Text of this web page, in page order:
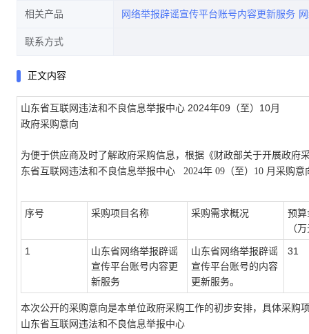
相关产品 网络举报辟谣宣传平台账号内容更新服务
联系方式
正文内容
山东省互联网违法和不良信息举报中心 2024年09（至）10月
政府采购意向
为便于供应商及时了解政府采购信息，根据《财政部关于开展政府
东省互联网违法和不良信息举报中心
2024年 09（至）10 月采购意
序号 采购项目名称 采购需求概况
预算
（
1
山东省网络举报辟谣
宣传平台账号内容更
新服务
山东省网络举报辟谣
宣传平台账号的内容
更新服务。
31
本次公开的采购意向是本单位政府采购工作的初步安排，具体采购
山东省互联网违法和不良信息举报中心